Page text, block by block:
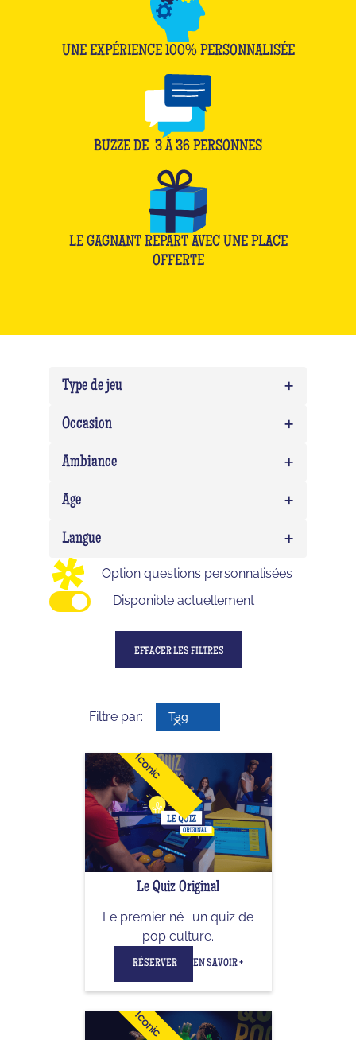
UNE EXPÉRIENCE 100% PERSONNALISÉE
BUZZE DE 3 À 36 PERSONNES
LE GAGNANT REPART AVEC UNE PLACE
OFFERTE
Type de jeu +
Quiz 0
Occasion +
Team building 0
Ambiance +
0
Age +
Enfant 0
Ado
Adulte
Langue +
Option questions personnalisées
Disponible actuellement
EFFACER LES FILTRES
Filtre par: Tag
Iconic
Le Quiz Original
Le premier né : un quiz de
pop culture.
RÉSERVER EN SAVOIR +
Iconic